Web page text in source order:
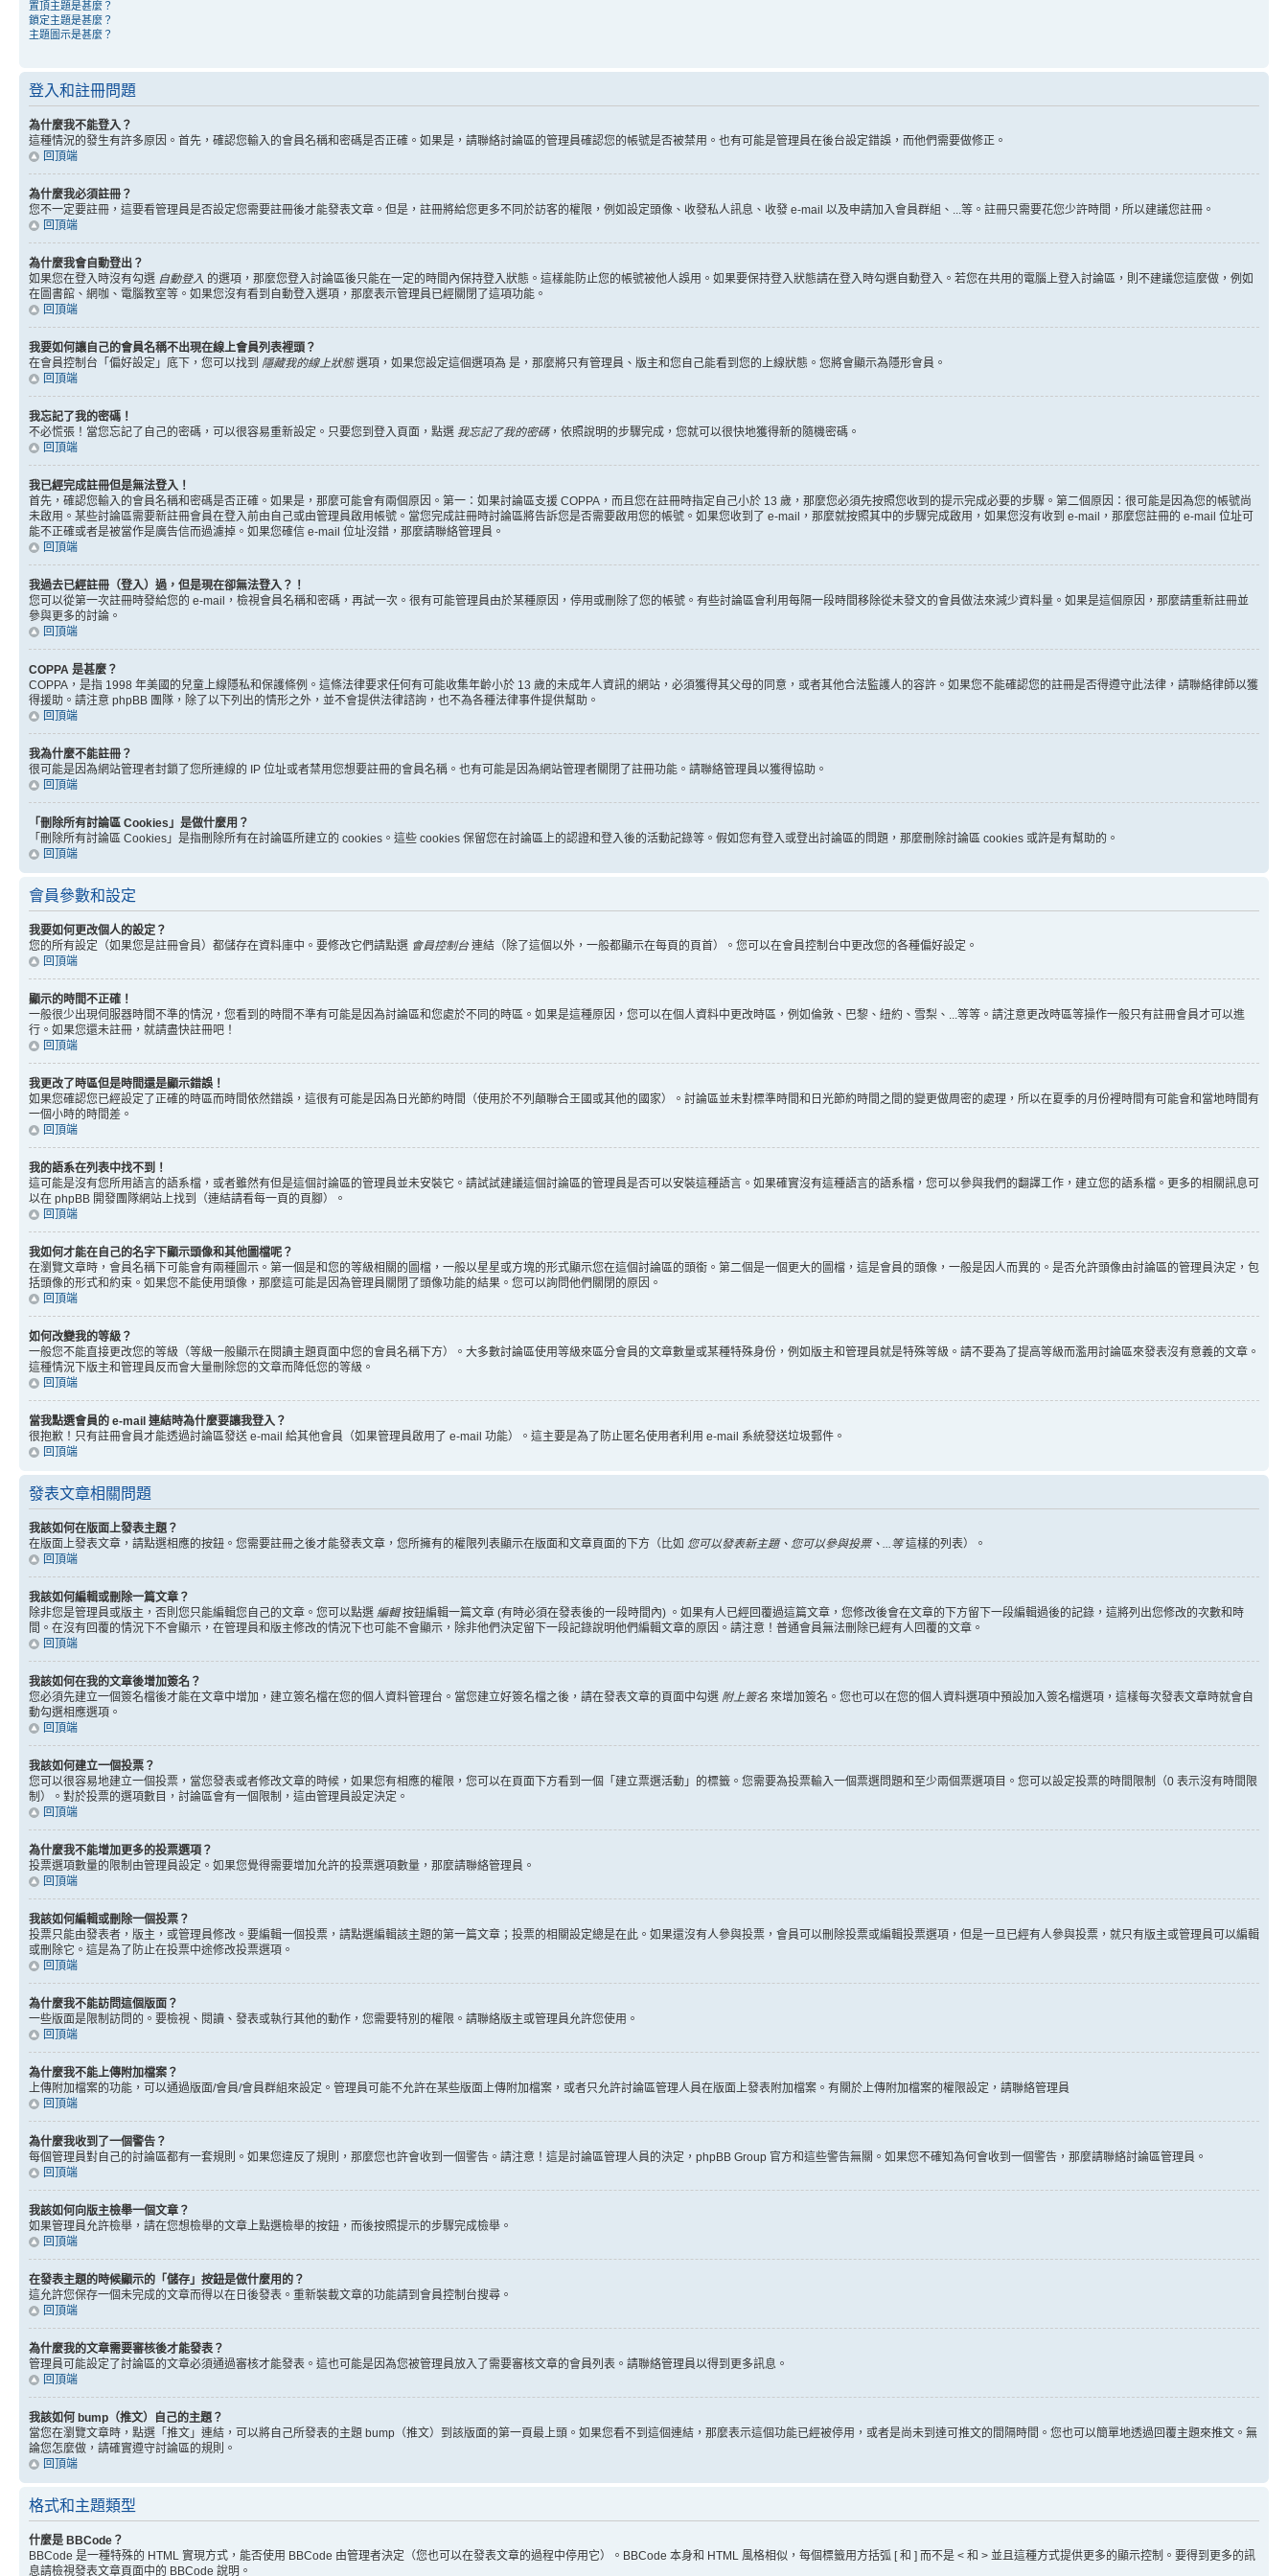
置頂主題是甚麼？
鎖定主題是甚麼？
主題圖示是甚麼？
登入和註冊問題
為什麼我不能登入？
這種情況的發生有許多原因。首先，確認您輸入的會員名稱和密碼是否正確。如果是，請聯絡討論區的管理員確認您的帳號是否被禁用。也有可能是管理員在後台設定錯誤，而他們需要做修正。
回頂端
為什麼我必須註冊？
您不一定要註冊，這要看管理員是否設定您需要註冊後才能發表文章。但是，註冊將給您更多不同於訪客的權限，例如設定頭像、收發私人訊息、收發 e-mail 以及申請加入會員群組、...等。註冊只需要花您少許時間，所以建議您註冊。
回頂端
為什麼我會自動登出？
如果您在登入時沒有勾選 自動登入 的選項，那麼您登入討論區後只能在一定的時間內保持登入狀態。這樣能防止您的帳號被他人誤用。如果要保持登入狀態請在登入時勾選自動登入。若您在共用的電腦上登入討論區，則不建議您這麼做，例如
在圖書館、網咖、電腦教室等。如果您沒有看到自動登入選項，那麼表示管理員已經關閉了這項功能。
回頂端
我要如何讓自己的會員名稱不出現在線上會員列表裡頭？
在會員控制台「偏好設定」底下，您可以找到 隱藏我的線上狀態選項，如果您設定這個選項為 是 ，那麼將只有管理員、版主和您自己能看到您的上線狀態。您將會顯示為隱形會員。
回頂端
我忘記了我的密碼！
不必慌張！當您忘記了自己的密碼，可以很容易重新設定。只要您到登入頁面，點選 我忘記了我的密碼，依照說明的步驟完成，您就可以很快地獲得新的隨機密碼。
回頂端
我已經完成註冊但是無法登入！
首先，確認您輸入的會員名稱和密碼是否正確。如果是，那麼可能會有兩個原因。第一：如果討論區支援 COPPA，而且您在註冊時指定自己小於 13 歲，那麼您必須先按照您收到的提示完成必要的步驟。第二個原因：很可能是因為您的帳號尚
未啟用。某些討論區需要新註冊會員在登入前由自己或由管理員啟用帳號。當您完成註冊時討論區將告訴您是否需要啟用您的帳號。如果您收到了 e-mail，那麼就按照其中的步驟完成啟用，如果您沒有收到 e-mail，那麼您註冊的 e-mail 位址可
能不正確或者是被當作是廣告信而過濾掉。如果您確信 e-mail 位址沒錯，那麼請聯絡管理員。
回頂端
我過去已經註冊（登入）過，但是現在卻無法登入？！
您可以從第一次註冊時發給您的 e-mail，檢視會員名稱和密碼，再試一次。很有可能管理員由於某種原因，停用或刪除了您的帳號。有些討論區會利用每隔一段時間移除從未發文的會員做法來減少資料量。如果是這個原因，那麼請重新註冊並
參與更多的討論。
回頂端
COPPA 是甚麼？
COPPA，是指 1998 年美國的兒童上線隱私和保護條例。這條法律要求任何有可能收集年齡小於 13 歲的未成年人資訊的網站，必須獲得其父母的同意，或者其他合法監護人的容許。如果您不能確認您的註冊是否得遵守此法律，請聯絡律師以獲
得援助。請注意 phpBB 團隊，除了以下列出的情形之外，並不會提供法律諮詢，也不為各種法律事件提供幫助。
回頂端
我為什麼不能註冊？
很可能是因為網站管理者封鎖了您所連線的 IP 位址或者禁用您想要註冊的會員名稱。也有可能是因為網站管理者關閉了註冊功能。請聯絡管理員以獲得協助。
回頂端
「刪除所有討論區 Cookies」是做什麼用？
「刪除所有討論區 Cookies」是指刪除所有在討論區所建立的 cookies。這些 cookies 保留您在討論區上的認證和登入後的活動記錄等。假如您有登入或登出討論區的問題，那麼刪除討論區 cookies 或許是有幫助的。
回頂端
會員參數和設定
我要如何更改個人的設定？
您的所有設定（如果您是註冊會員）都儲存在資料庫中。要修改它們請點選 會員控制台連結（除了這個以外，一般都顯示在每頁的頁首）。您可以在會員控制台中更改您的各種偏好設定。
回頂端
顯示的時間不正確！
一般很少出現伺服器時間不準的情況，您看到的時間不準有可能是因為討論區和您處於不同的時區。如果是這種原因，您可以在個人資料中更改時區，例如倫敦、巴黎、紐約、雪梨、...等等。請注意更改時區等操作一般只有註冊會員才可以進
行。如果您還未註冊，就請盡快註冊吧！
回頂端
我更改了時區但是時間還是顯示錯誤！
如果您確認您已經設定了正確的時區而時間依然錯誤，這很有可能是因為日光節約時間（使用於不列顛聯合王國或其他的國家）。討論區並未對標準時間和日光節約時間之間的變更做周密的處理，所以在夏季的月份裡時間有可能會和當地時間有
一個小時的時間差。
回頂端
我的語系在列表中找不到！
這可能是沒有您所用語言的語系檔，或者雖然有但是這個討論區的管理員並未安裝它。請試試建議這個討論區的管理員是否可以安裝這種語言。如果確實沒有這種語言的語系檔，您可以參與我們的翻譯工作，建立您的語系檔。更多的相關訊息可
以在 phpBB 開發團隊網站上找到（連結請看每一頁的頁腳）。
回頂端
我如何才能在自己的名字下顯示頭像和其他圖檔呢？
在瀏覽文章時，會員名稱下可能會有兩種圖示。第一個是和您的等級相關的圖檔，一般以星星或方塊的形式顯示您在這個討論區的頭銜。第二個是一個更大的圖檔，這是會員的頭像，一般是因人而異的。是否允許頭像由討論區的管理員決定，包
括頭像的形式和約束。如果您不能使用頭像，那麼這可能是因為管理員關閉了頭像功能的結果。您可以詢問他們關閉的原因。
回頂端
如何改變我的等級？
一般您不能直接更改您的等級（等級一般顯示在閱讀主題頁面中您的會員名稱下方）。大多數討論區使用等級來區分會員的文章數量或某種特殊身份，例如版主和管理員就是特殊等級。請不要為了提高等級而濫用討論區來發表沒有意義的文章。
這種情況下版主和管理員反而會大量刪除您的文章而降低您的等級。
回頂端
當我點選會員的 e-mail 連結時為什麼要讓我登入？
很抱歉！只有註冊會員才能透過討論區發送 e-mail 給其他會員（如果管理員啟用了 e-mail 功能）。這主要是為了防止匿名使用者利用 e-mail 系統發送垃圾郵件。
回頂端
發表文章相關問題
我該如何在版面上發表主題？
在版面上發表文章，請點選相應的按鈕。您需要註冊之後才能發表文章，您所擁有的權限列表顯示在版面和文章頁面的下方（比如 您可以發表新主題、您可以參與投票、...等這樣的列表）。
回頂端
我該如何編輯或刪除一篇文章？
除非您是管理員或版主，否則您只能編輯您自己的文章。您可以點選 編輯按鈕編輯一篇文章 (有時必須在發表後的一段時間內) 。如果有人已經回覆過這篇文章，您修改後會在文章的下方留下一段編輯過後的記錄，這將列出您修改的次數和時
間。在沒有回覆的情況下不會顯示，在管理員和版主修改的情況下也可能不會顯示，除非他們決定留下一段記錄說明他們編輯文章的原因。請注意！普通會員無法刪除已經有人回覆的文章。
回頂端
我該如何在我的文章後增加簽名？
您必須先建立一個簽名檔後才能在文章中增加，建立簽名檔在您的個人資料管理台。當您建立好簽名檔之後，請在發表文章的頁面中勾選 附上簽名 來增加簽名。您也可以在您的個人資料選項中預設加入簽名檔選項，這樣每次發表文章時就會自
動勾選相應選項。
回頂端
我該如何建立一個投票？
您可以很容易地建立一個投票，當您發表或者修改文章的時候，如果您有相應的權限，您可以在頁面下方看到一個「建立票選活動」的標籤。您需要為投票輸入一個票選問題和至少兩個票選項目。您可以設定投票的時間限制（0 表示沒有時間限
制）。對於投票的選項數目，討論區會有一個限制，這由管理員設定決定。
回頂端
為什麼我不能增加更多的投票選項？
投票選項數量的限制由管理員設定。如果您覺得需要增加允許的投票選項數量，那麼請聯絡管理員。
回頂端
我該如何編輯或刪除一個投票？
投票只能由發表者，版主，或管理員修改。要編輯一個投票，請點選編輯該主題的第一篇文章；投票的相關設定總是在此。如果還沒有人參與投票，會員可以刪除投票或編輯投票選項，但是一旦已經有人參與投票，就只有版主或管理員可以編輯
或刪除它。這是為了防止在投票中途修改投票選項。
回頂端
為什麼我不能訪問這個版面？
一些版面是限制訪問的。要檢視、閱讀、發表或執行其他的動作，您需要特別的權限。請聯絡版主或管理員允許您使用。
回頂端
為什麼我不能上傳附加檔案？
上傳附加檔案的功能，可以通過版面/會員/會員群組來設定。管理員可能不允許在某些版面上傳附加檔案，或者只允許討論區管理人員在版面上發表附加檔案。有關於上傳附加檔案的權限設定，請聯絡管理員
回頂端
為什麼我收到了一個警告？
每個管理員對自己的討論區都有一套規則。如果您違反了規則，那麼您也許會收到一個警告。請注意！這是討論區管理人員的決定，phpBB Group 官方和這些警告無關。如果您不確知為何會收到一個警告，那麼請聯絡討論區管理員。
回頂端
我該如何向版主檢舉一個文章？
如果管理員允許檢舉，請在您想檢舉的文章上點選檢舉的按鈕，而後按照提示的步驟完成檢舉。
回頂端
在發表主題的時候顯示的「儲存」按鈕是做什麼用的？
這允許您保存一個未完成的文章而得以在日後發表。重新裝載文章的功能請到會員控制台搜尋。
回頂端
為什麼我的文章需要審核後才能發表？
管理員可能設定了討論區的文章必須通過審核才能發表。這也可能是因為您被管理員放入了需要審核文章的會員列表。請聯絡管理員以得到更多訊息。
回頂端
我該如何 bump（推文）自己的主題？
當您在瀏覽文章時，點選「推文」連結，可以將自己所發表的主題 bump（推文）到該版面的第一頁最上頭。如果您看不到這個連結，那麼表示這個功能已經被停用，或者是尚未到達可推文的間隔時間。您也可以簡單地透過回覆主題來推文。無
論您怎麼做，請確實遵守討論區的規則。
回頂端
格式和主題類型
什麼是 BBCode？
BBCode 是一種特殊的 HTML 實現方式，能否使用 BBCode 由管理者決定（您也可以在發表文章的過程中停用它）。BBCode 本身和 HTML 風格相似，每個標籤用方括弧 [ 和 ] 而不是 < 和 > 並且這種方式提供更多的顯示控制。要得到更多的訊
息請檢視發表文章頁面中的 BBCode 說明。